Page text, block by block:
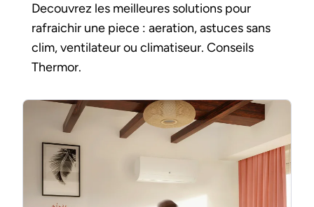
Decouvrez les meilleures solutions pour
rafraichir une piece : aeration, astuces sans
clim, ventilateur ou climatiseur. Conseils
Thermor.